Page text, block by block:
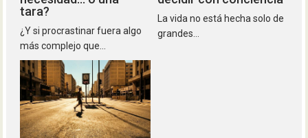
tara?
¿Y si procrastinar fuera algo
más complejo que...
La vida no está hecha solo de
grandes...